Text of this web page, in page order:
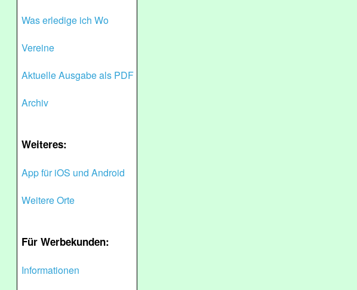
Was erledige ich Wo
Vereine
Aktuelle Ausgabe als PDF
Archiv
Weiteres:
App für iOS und Android
Weitere Orte
Für Werbekunden:
Informationen